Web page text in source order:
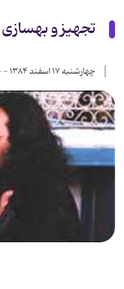
تجهیز و
چهارشنبه ۱۷ اسفند ۱۳۸۴ - ۰۰:۰۰